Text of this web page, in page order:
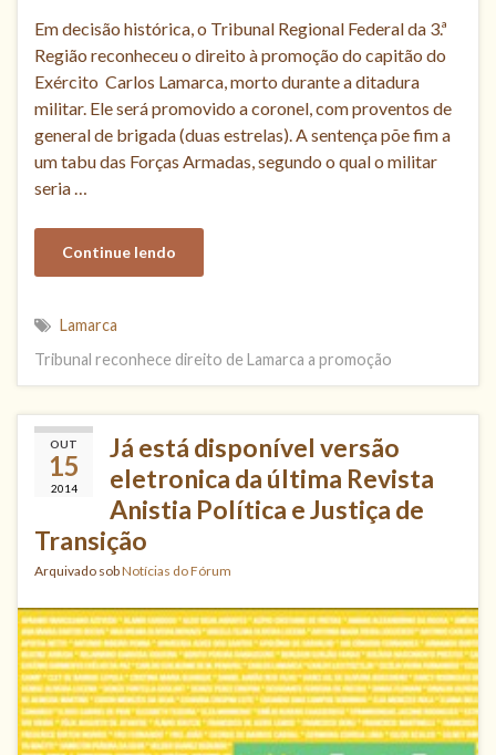
Em decisão histórica, o Tribunal Regional Federal da 3.ª
Região reconheceu o direito à promoção do capitão do
Exército Carlos Lamarca, morto durante a ditadura
militar. Ele será promovido a coronel, com proventos de
general de brigada (duas estrelas). A sentença põe fim a
um tabu das Forças Armadas, segundo o qual o militar
seria …
Continue lendo
Lamarca
Tribunal reconhece direito de Lamarca a promoção
OUT
15
2014
Já está disponível versão
eletronica da última Revista
Anistia Política e Justiça de
Transição
Arquivado sobNotícias do Fórum